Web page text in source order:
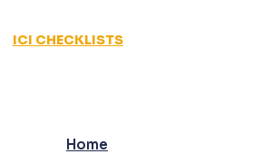
ICI CHECKLISTS
Home